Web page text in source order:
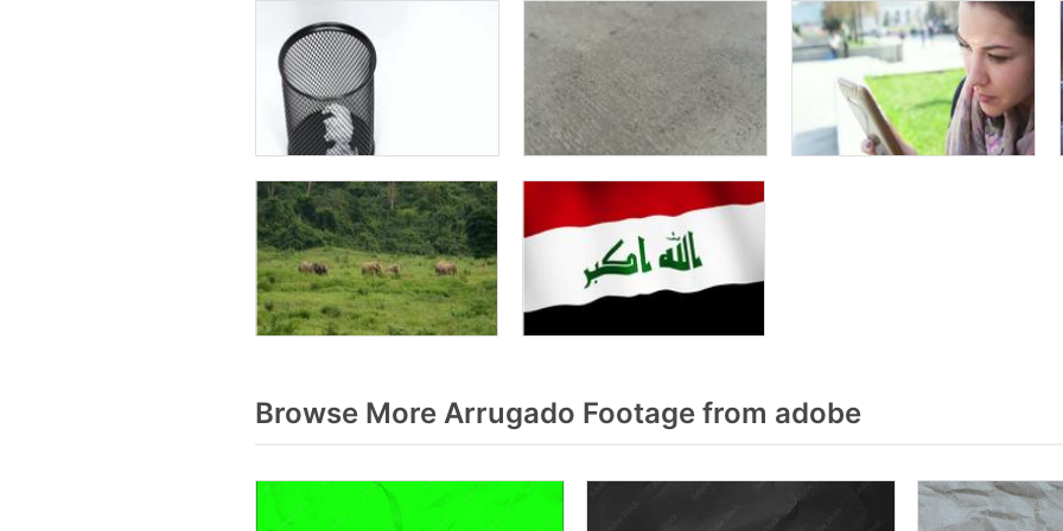
Browse More Arrugado Footage from adobe